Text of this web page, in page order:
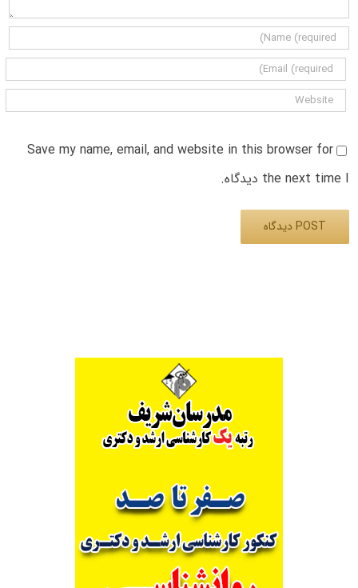
Save my name, email, and website in this browser for
the next time I دیدگاه.